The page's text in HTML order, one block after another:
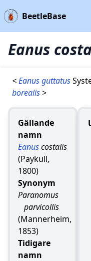
BeetleBase
Eanus
<Eanus guttatus
borealis >
Gällande
namn
Eanuscostalis
(Paykull,
1800)
Synonym
Paranomus
parvicollis
(Mannerheim,
1853)
Tidigare
namn